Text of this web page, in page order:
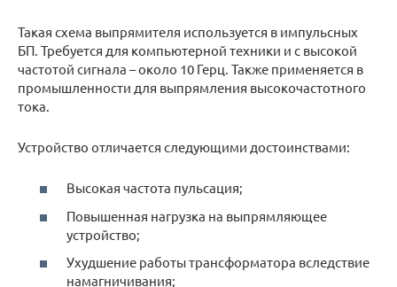
Такая схема выпрямителя используется в импульсных
БП. Требуется для компьютерной техники и с высокой
частотой сигнала – около 10 Герц. Также применяется в
промышленности для выпрямления высокочастотного
тока.
Устройство отличается следующими достоинствами:
Высокая частота пульсация;
Повышенная нагрузка на выпрямляющее
устройство;
Ухудшение работы трансформатора вследствие
намагничивания;